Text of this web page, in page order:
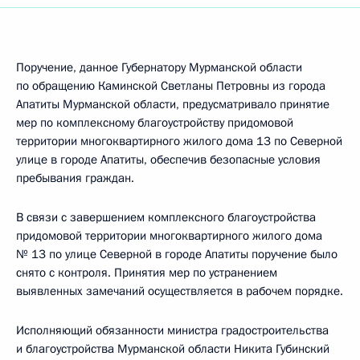
Поручение, данное Губернатору Мурманской области
по обращению Каминской Светланы Петровны из города
Апатиты Мурманской области, предусматривало принятие
мер по комплексному благоустройству придомовой
территории многоквартирного жилого дома 13 по Северной
улице в городе Апатиты, обеспечив безопасные условия
пребывания граждан.
В связи с завершением комплексного благоустройства
придомовой территории многоквартирного жилого дома
№ 13 по улице Северной в городе Апатиты поручение было
снято с контроля. Принятия мер по устранением
выявленных замечаний осуществляется в рабочем порядке.
Исполняющий обязанности министра градостроительства
и благоустройства Мурманской области Никита Губинский